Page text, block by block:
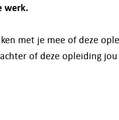
werk.
met je mee of deze
of deze opleiding